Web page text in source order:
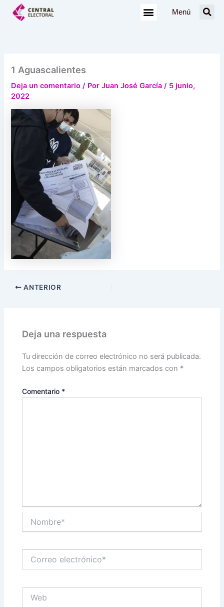
Menú
1 Aguascalientes
Deja un comentario / PorJuan José García/ 5 junio,
2022
ANTERIOR
Deja una respuesta
Tu dirección de correo electrónico no será publicada.
Los campos obligatorios están marcados con *
Comentario *
electrónico*